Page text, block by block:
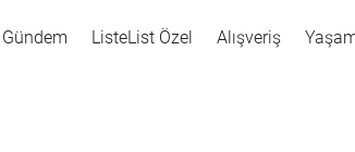
Gündem ListeList Özel Alışveriş